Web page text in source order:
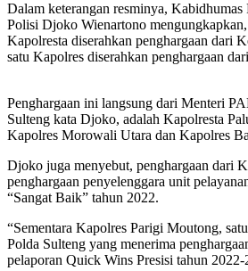
Dalam keterangan resminya,
Polisi Djoko Wienartono
Kapolresta diserahkan penghargaan dari
satu Kapolres diserahkan penghargaan
Penghargaan ini langsung dari Menteri
Sulteng kata Djoko, adalah Kapolresta
Kapolres Morowali Utara dan Kapolres
Djoko juga menyebut, penghargaan dari
penghargaan penyelenggara unit
“Sangat Baik” tahun 2022.
“Sementara Kapolres Parigi Moutong,
Polda Sulteng yang menerima
pelaporan Quick Wins Presisi tahun